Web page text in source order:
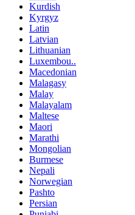
Kurdish
Kyrgyz
Latin
Latvian
Lithuanian
Luxembou..
Macedonian
Malagasy
Malay
Malayalam
Maltese
Maori
Marathi
Mongolian
Burmese
Nepali
Norwegian
Pashto
Persian